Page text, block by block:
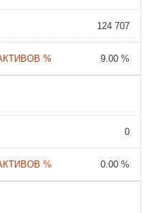
124 707
9.00 %
0
0.00 %